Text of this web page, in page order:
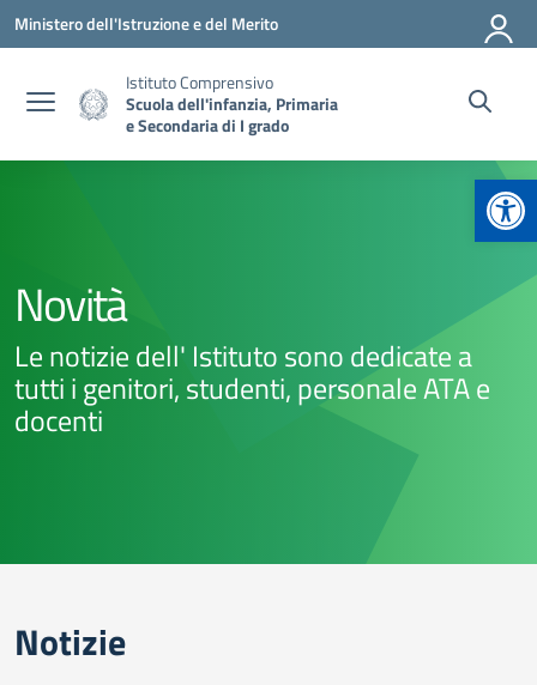
Vai ai contenuti
Vai al menu di navigazione
Vai al footer
Ministero dell'Istruzione e del Merito
Istituto Comprensivo
Scuola dell'infanzia, Primaria
e Secondaria di I grado
Novità
Le notizie dell' Istituto sono dedicate a
tutti i genitori, studenti, personale ATA e
docenti
Notizie